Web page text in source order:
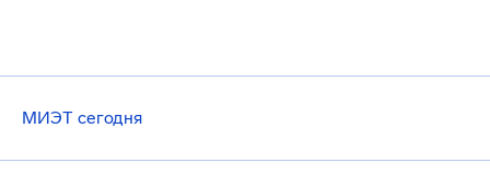
МИЭТ сегодня